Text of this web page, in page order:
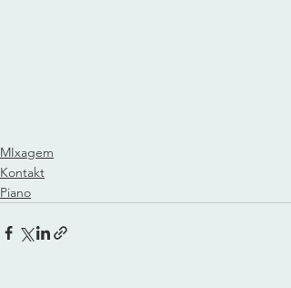
MIxagem
Kontakt
Piano